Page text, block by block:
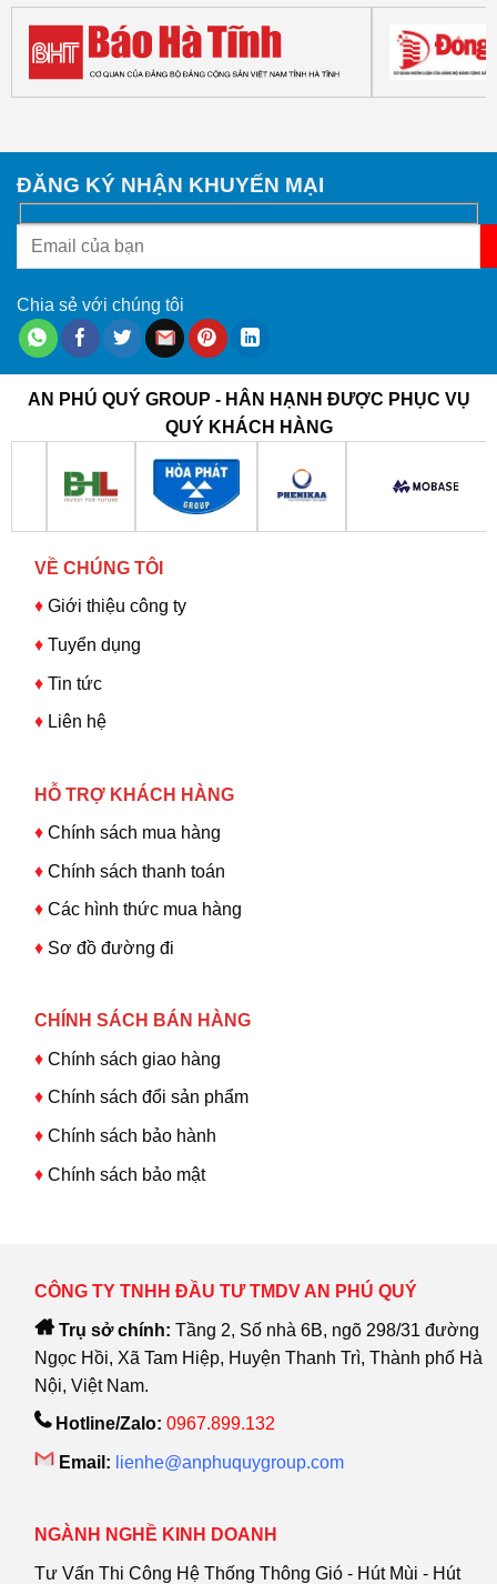
ĐĂNG KÝ NHẬN KHUYẾN MẠI
Chia sẻ với chúng tôi
AN PHÚ QUÝ GROUP - HÂN HẠNH ĐƯỢC PHỤC VỤ
QUÝ KHÁCH HÀNG
VỀ CHÚNG TÔI
♦ Giới thiệu công ty
♦Tuyển dụng
♦ Tin tức
♦ Liên hệ
HỖ TRỢ KHÁCH HÀNG
♦Chính sách mua hàng
♦ Chính sách thanh toán
♦ Các hình thức mua hàng
♦ Sơ đồ đường đi
CHÍNH SÁCH BÁN HÀNG
♦ Chính sách giao hàng
♦ Chính sách đổi sản phẩm
♦ Chính sách bảo hành
♦ Chính sách bảo mật
CÔNG TY TNHH ĐẦU TƯ TMDV AN PHÚ QUÝ
Trụ sở chính: Tầng 2, Số nhà 6B, ngõ 298/31 đường
Ngọc Hồi, Xã Tam Hiệp, Huyện Thanh Trì, Thành phố Hà
Nội, Việt Nam.
Hotline/Zalo: 0967.899.132
Email: lienhe@anphuquygroup.com
NGÀNH NGHỀ KINH DOANH
Tư Vấn Thi Công Hệ Thống Thông Gió - Hút Mùi - Hút